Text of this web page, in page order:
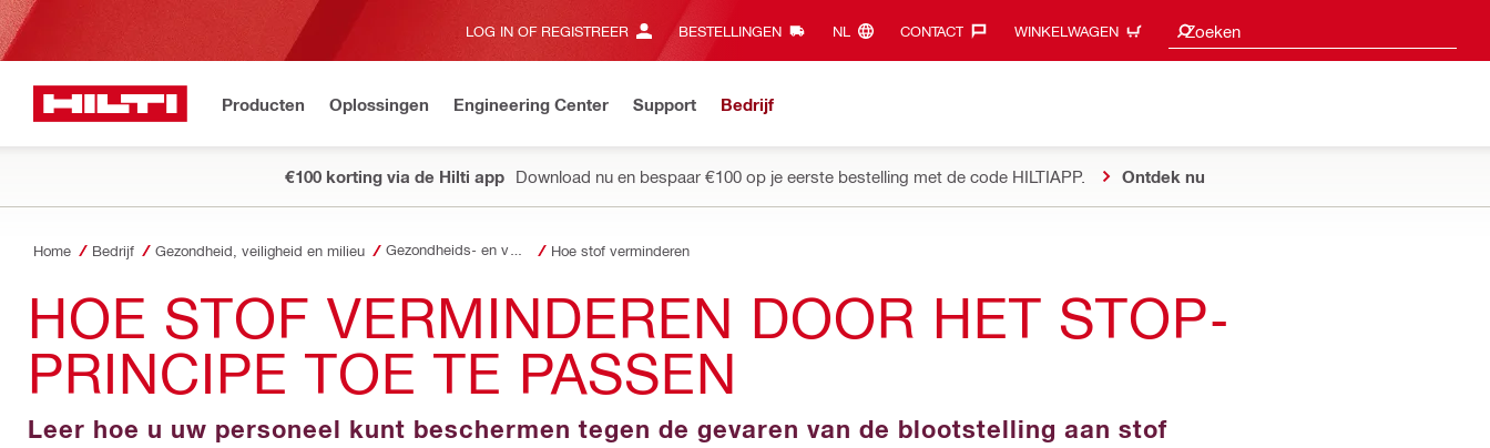
LOG IN OF REGISTREER BESTELLINGEN NL‎ CONTACT‎ WINKELWAGEN Zoeken
Zoeksuggesties
Producten Oplossingen Engineering Center Support Bedrijf
€100 korting via de Hilti app Download nu en bespaar €100 op je eerste bestelling met de code HILTIAPP. Ontdek nu
Home Bedrijf Gezondheid, veiligheid en milieu Hoe stof verminderen
HOE STOF VERMINDEREN DOOR HET STOP-
PRINCIPE TOE TE PASSEN
Leer hoe u uw personeel kunt beschermen tegen de gevaren van de blootstelling aan stof